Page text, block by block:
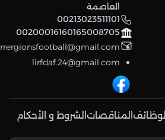
العاصمة
00213023511101
00200016160165008705
lirfdaf.24@gmail.com
الوظائف المناقصات الشروط و الأحكام